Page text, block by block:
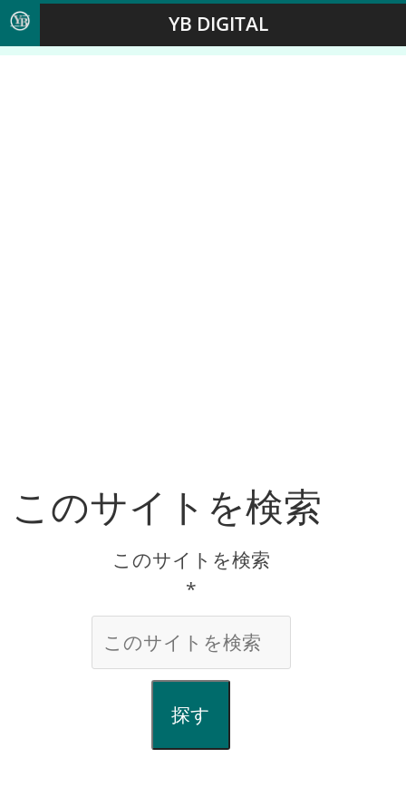
YB DIGITAL
このサイトを検索
このサイトを検索
*
探す